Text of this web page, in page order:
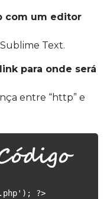
com um editor
Text.
para onde será
entre “http” e
?>